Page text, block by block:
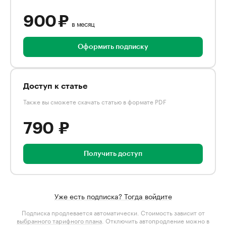
900 ₽ в месяц
Оформить подписку
Доступ к статье
Также вы сможете скачать статью в формате PDF
790 ₽
Получить доступ
Уже есть подписка? Тогда войдите
Подписка продлевается автоматически. Стоимость зависит от
выбранного тарифного плана . Отключить автопродление можно в